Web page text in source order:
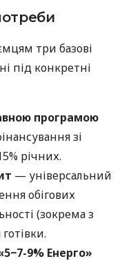
три базові
під конкретні
програмою
зі
річних.
— універсальний
обігових
(зокрема з
9% Енерго»